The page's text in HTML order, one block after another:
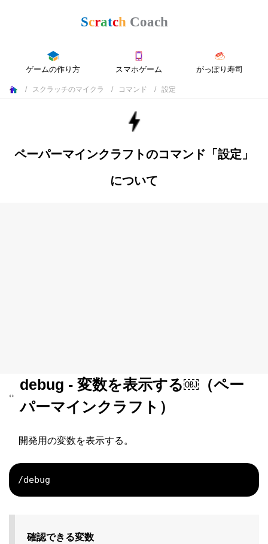
ゲームの作り方 スマホゲーム がっぽり寿司
スクラッチのマイクラ コマンド 設定
ペーパーマインクラフトのコマンド「設定」
について
debug - 変数を表示する￼（ペー
パーマインクラフト）
開発用の変数を表示する。
/debug
確認できる変数